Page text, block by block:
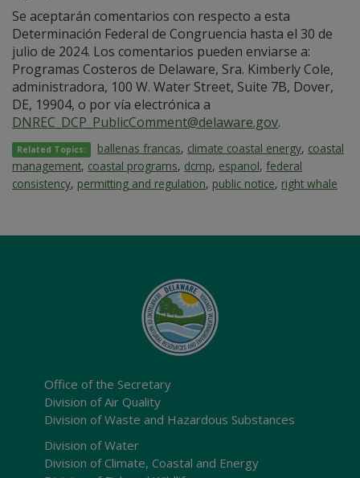
Se aceptarán comentarios con respecto a esta
Determinación Federal de Congruencia hasta el 30 de
julio de 2024. Los comentarios pueden enviarse a:
Programas Costeros de Delaware, Sra. Kimberly Cole,
administradora, 100 W. Water Street, Suite 7B, Dover,
DE, 19904, o por vía electrónica a
DNREC_DCP_PublicComment@delaware.gov.
Related Topics: ballenas francas, climate coastal energy, coastal
management, coastal programs, dcmp, espanol, federal
consistency, permitting and regulation, public notice, right whale
Office of the Secretary
Division of Air Quality
Division of Waste and Hazardous Substances
Division of Water
Division of Climate, Coastal and Energy